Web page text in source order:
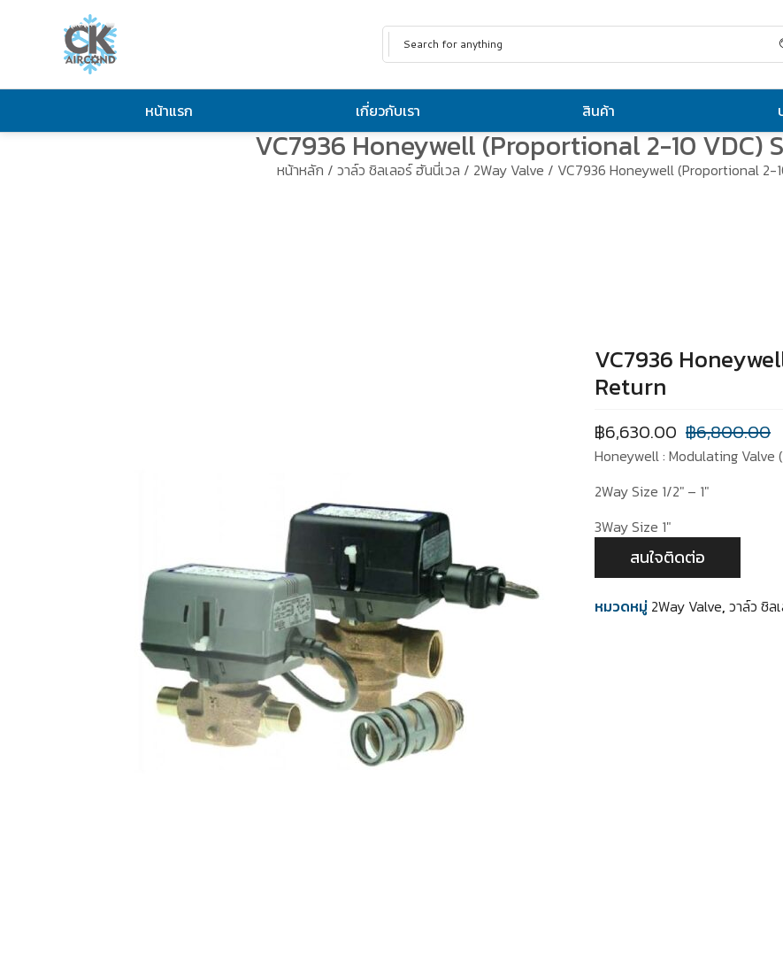
หน้าแรก เกี่ยวกับเรา สินค้า
VC7936 Honeywell (Proportional 2-10 VDC)
หน้าหลัก / วาล์ว ชิลเลอร์ ฮันนี่เวล / 2Way Valve / VC7936 Honeywell (Proportional 2-
VC7936
Return
฿6,800.00
฿6,630.00
Honeywell : Modulating Valve
2Way Size 1/2″ – 1″
3Way Size 1″
สนใจติดต่อ
หมวดหมู่ 2Way Valve, วาล์ว ชิล